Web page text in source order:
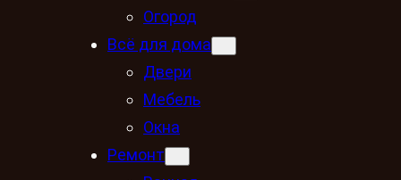
Огород
Всё для дома
Двери
Мебель
Окна
Ремонт